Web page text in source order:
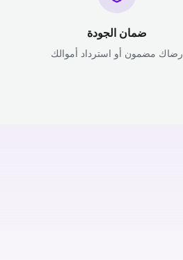
ضمان الجودة
رضاك مضمون أو استرداد أموالك